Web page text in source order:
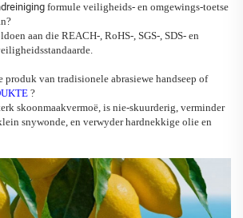
formule veiligheids- en omgewings-toetse
aan die REACH-, RoHS-, SGS-, SDS- en
van tradisionele abrasiewe handseep of
?
skoonmaakvermoë, is nie-skuurderig, verminder
snywonde, en verwyder hardnekkige olie en